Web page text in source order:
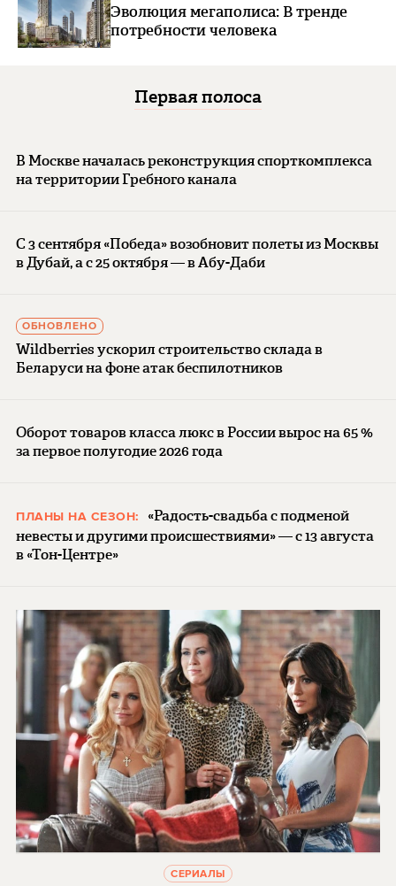
Эволюция мегаполиса: В тренде
потребности человека
Первая полоса
В Москве началась реконструкция спорткомплекса
на территории Гребного канала
С 3 сентября «Победа» возобновит полеты из Москвы
в Дубай, а с 25 октября — в Абу-Даби
ОБНОВЛЕНО
Wildberries ускорил строительство склада в
Беларуси на фоне атак беспилотников
Оборот товаров класса люкс в России вырос на 65 %
за первое полугодие 2026 года
ПЛАНЫ НА СЕЗОН:
«Радость-свадьба с подменой
невесты и другими происшествиями» — с 13 августа
в «Тон-Центре»
СЕРИАЛЫ